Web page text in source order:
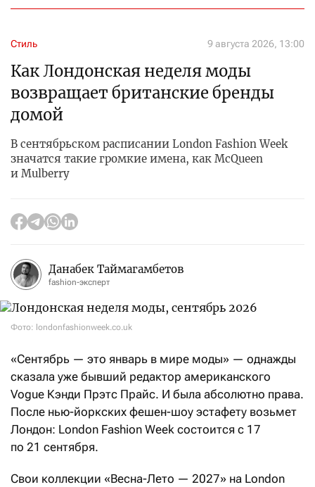
Стиль 9 августа 2026, 13:00
Как Лондонская неделя моды
возвращает британские бренды
домой
В сентябрьском расписании London Fashion Week
значатся такие громкие имена, как McQueen
и Mulberry
Данабек Таймагамбетов
fashion-эксперт
Фото: londonfashionweek.co.uk
«Сентябрь — это январь в мире моды» — однажды
сказала уже бывший редактор американского
Vogue Кэнди Прэтс Прайс. И была абсолютно права.
После нью-йоркских фешен-шоу эстафету возьмет
Лондон: London Fashion Week состоится с 17
по 21 сентября.
Свои коллекции «Весна-Лето — 2027» на London